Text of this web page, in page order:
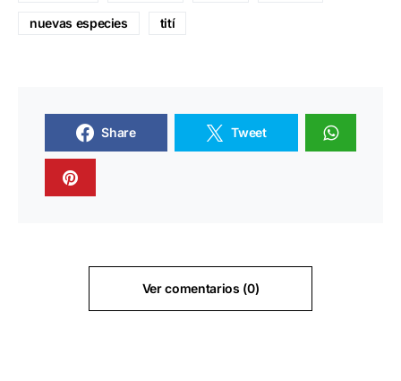
nuevas especies tití
Share Tweet
Ver comentarios (0)